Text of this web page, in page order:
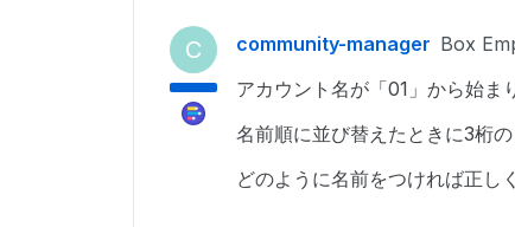
C community-manager Box
アカウント名が「01」から始ま
名前順に並び替えたときに3桁
どのように名前をつければ正し